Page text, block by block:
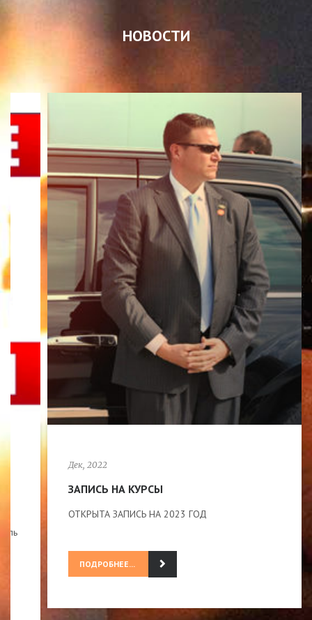
НОВОСТИ
Дек, 2022
ЗАПИСЬ НА КУРСЫ
ОТКРЫТА ЗАПИСЬ НА 2023 ГОД
ПОДРОБНЕЕ...